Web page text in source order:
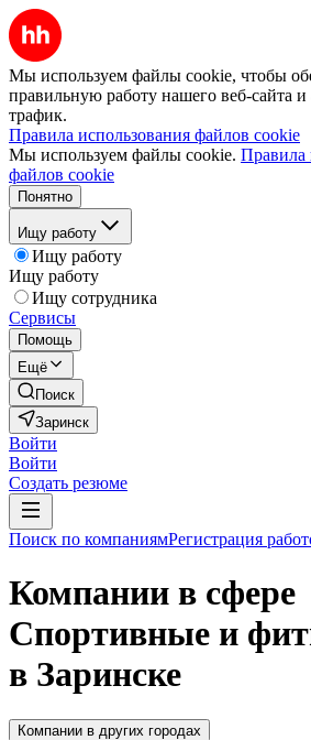
Мы используем файлы cookie, чтобы
правильную работу нашего веб-сайта и
трафик.
Правила использования файлов cookie
Мы используем файлы cookie. Правила
файлов cookie
Понятно
Ищу работу
Ищу работу
Ищу работу
Ищу сотрудника
Сервисы
Помощь
Ещё
Поиск
Заринск
Войти
Войти
Создать резюме
Поиск по компаниямРегистрация
Компании в сфере
Спортивные и
в Заринске
Компании в других городах